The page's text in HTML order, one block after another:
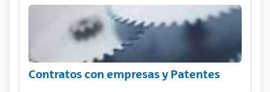
Contratos con empresas y Patentes